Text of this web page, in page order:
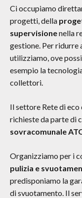
Ci occupiamo
progetti, della
supervisionenella
gestione. Per ridurre
utilizziamo, ove
esempio la
collettori.
Il settore Rete di
richieste da parte di
sovracomunale
Organizziamo per i
pulizia e
predisponiamo la
di svuotamento. Il